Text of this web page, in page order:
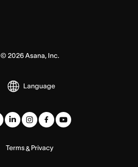
©2026Asana, Inc.
Language
Terms&Privacy